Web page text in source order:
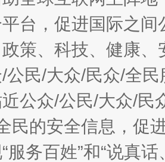
台，促进国际之
策、科技、健康
公民/大众/民众/全
公众/公民/大众/民
民的安全信息，促
服务百姓”和“说真